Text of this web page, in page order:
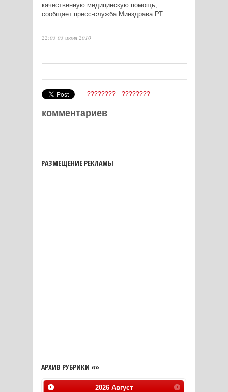
качественную медицинскую помощь,
сообщает пресс-служба Минздрава РТ.
22:03 03 июня 2010
???????? ????????
комментариев
РАЗМЕЩЕНИЕ РЕКЛАМЫ
АРХИВ РУБРИКИ «»
2026 Август